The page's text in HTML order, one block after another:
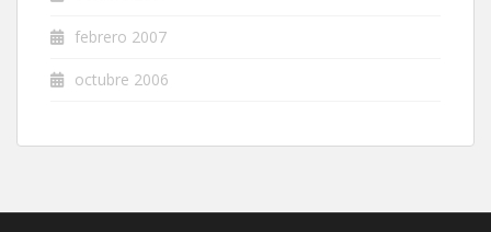
febrero 2007
octubre 2006